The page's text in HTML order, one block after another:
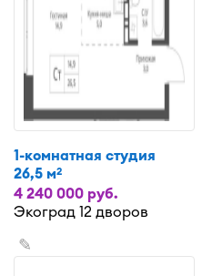
1-комнатная студия
26,5 м2
4 240 000 руб.
Экоград 12 дворов
✎